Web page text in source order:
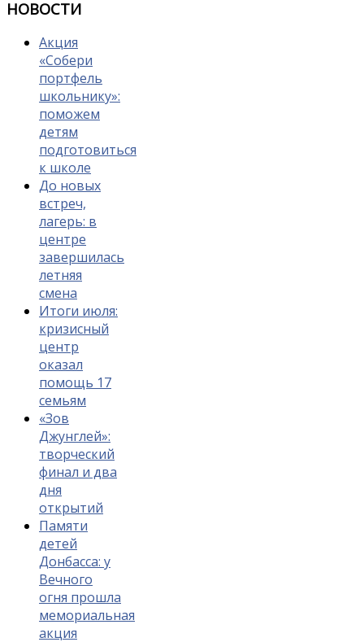
НОВОСТИ
Акция
«Собери
портфель
школьнику»:
поможем
детям
подготовиться
к школе
До новых
встреч,
лагерь: в
центре
завершилась
летняя
смена
Итоги июля:
кризисный
центр
оказал
помощь 17
семьям
«Зов
Джунглей»:
творческий
финал и два
дня
открытий
Памяти
детей
Донбасса: у
Вечного
огня прошла
мемориальная
акция